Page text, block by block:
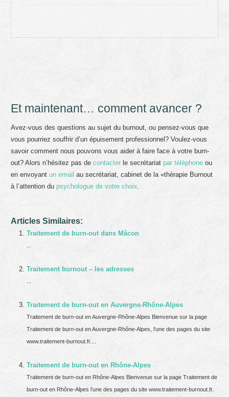
Et maintenant… comment avancer ?
Avez-vous des questions au sujet du burnout, ou pensez-vous que
vous pourriez souffrir d’un épuisement professionnel? Voulez-vous
savoir comment nous pouvons vous aider à faire face à votre burn-
out? Alors n’hésitez pas decontacterle secrétariatpar téléphone ou
en envoyantun email au secrétariat, cabinet de la «thérapie Burnout
à l’attention dupsychologue de votre choix
Articles Similaires:
Traitement de burn-out dans Mâcon
Traitement burnout – les adresses
Traitement de burn-out en Auvergne-Rhône-Alpes
Traitement de burn-out en Auvergne-Rhône-Alpes Bienvenue sur la page
Traitement de burn-out en Auvergne-Rhône-Alpes, l’une des pages du site
www.traitement-burnout.fr....
Traitement de burn-out en Rhône-Alpes
Traitement de burn-out en Rhône-Alpes Bienvenue sur la page Traitement de
burn-out en Rhône-Alpes l’une des pages du site www.traitement-burnout.fr.